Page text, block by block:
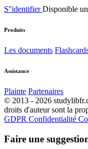
S''identifierDisponible
Produits
Les documents
Assistance
Plainte Partenaires
© 2013 - 2026
droits d'auteur sont la
GDPR Confidentialité
Faire une